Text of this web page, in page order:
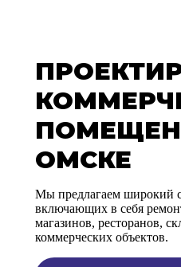
ОМСКЕ
Мы предлагаем широкий
включающих в себя
магазинов, ресторанов,
коммерческих объектов.